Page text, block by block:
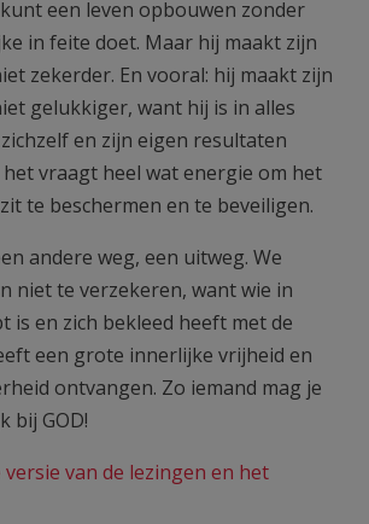
een leven opbouwen zonder
in feite doet. Maar hij maakt zijn
zekerder. En vooral: hij maakt zijn
gelukkiger, want hij is in alles
en zijn eigen resultaten
het vraagt heel wat energie om het
te beschermen en te beveiligen.
andere weg, een uitweg. We
niet te verzekeren, want wie in
is en zich bekleed heeft met de
een grote innerlijke vrijheid en
ontvangen. Zo iemand mag je
bij GOD!
van de lezingen en het